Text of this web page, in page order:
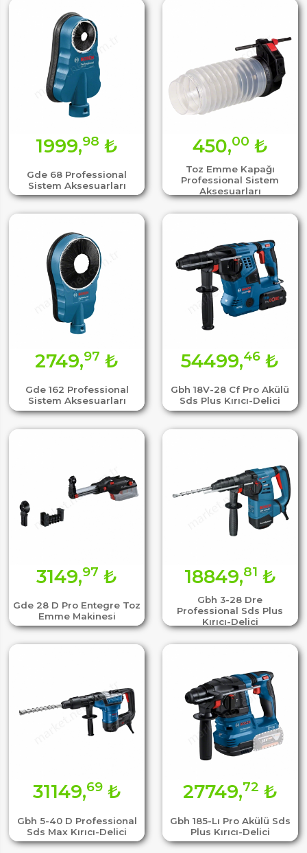
Gde 68 Professional
Sistem Aksesuarları
1999,98 ₺
Toz Emme Kapağı
Professional Sistem
Aksesuarları
450,00 ₺
Gde 162 Professional
Sistem Aksesuarları
2749,97 ₺
Gbh 18V-28 Cf Pro Akülü
Sds Plus Kırıcı-Delici
54499,46 ₺
Gde 28 D Pro Entegre Toz
Emme Makinesi
3149,97 ₺
Gbh 3-28 Dre
Professional Sds Plus
Kırıcı-Delici
18849,81 ₺
Gbh 5-40 D Professional
Sds Max Kırıcı-Delici
31149,69₺
Gbh 185-Lı Pro Akülü Sds
Plus Kırıcı-Delici
27749,72 ₺